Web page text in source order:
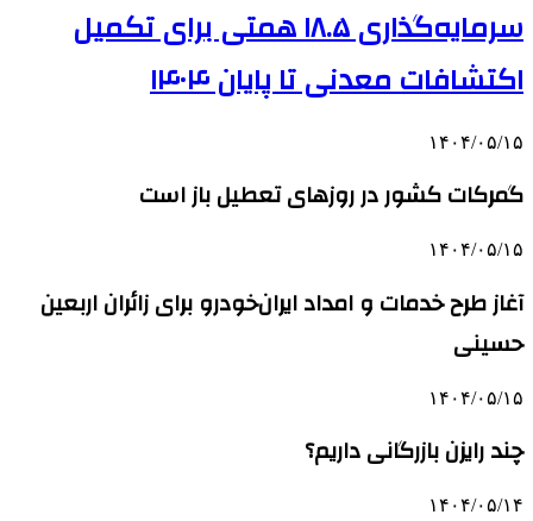
سرمایه‌گذاری ۱۸.۵ همتی برای تکمیل
اکتشافات معدنی تا پایان ۱۴۰۴
۱۴۰۴/۰۵/۱۵
گمرکات کشور در روزهای تعطیل باز است
۱۴۰۴/۰۵/۱۵
آغاز طرح خدمات و امداد ایران‌خودرو برای زائران اربعین
حسینی
۱۴۰۴/۰۵/۱۵
چند رایزن بازرگانی داریم؟
۱۴۰۴/۰۵/۱۴